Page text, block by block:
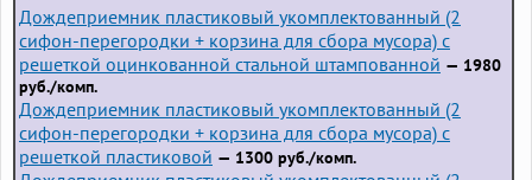
Дождеприемник пластиковый укомплектованный (2
сифон-перегородки + корзина для сбора мусора) с
решеткой оцинкованной стальной штампованной — 1980
руб./комп.
Дождеприемник пластиковый укомплектованный (2
сифон-перегородки + корзина для сбора мусора) с
решеткой пластиковой — 1300 руб./комп.